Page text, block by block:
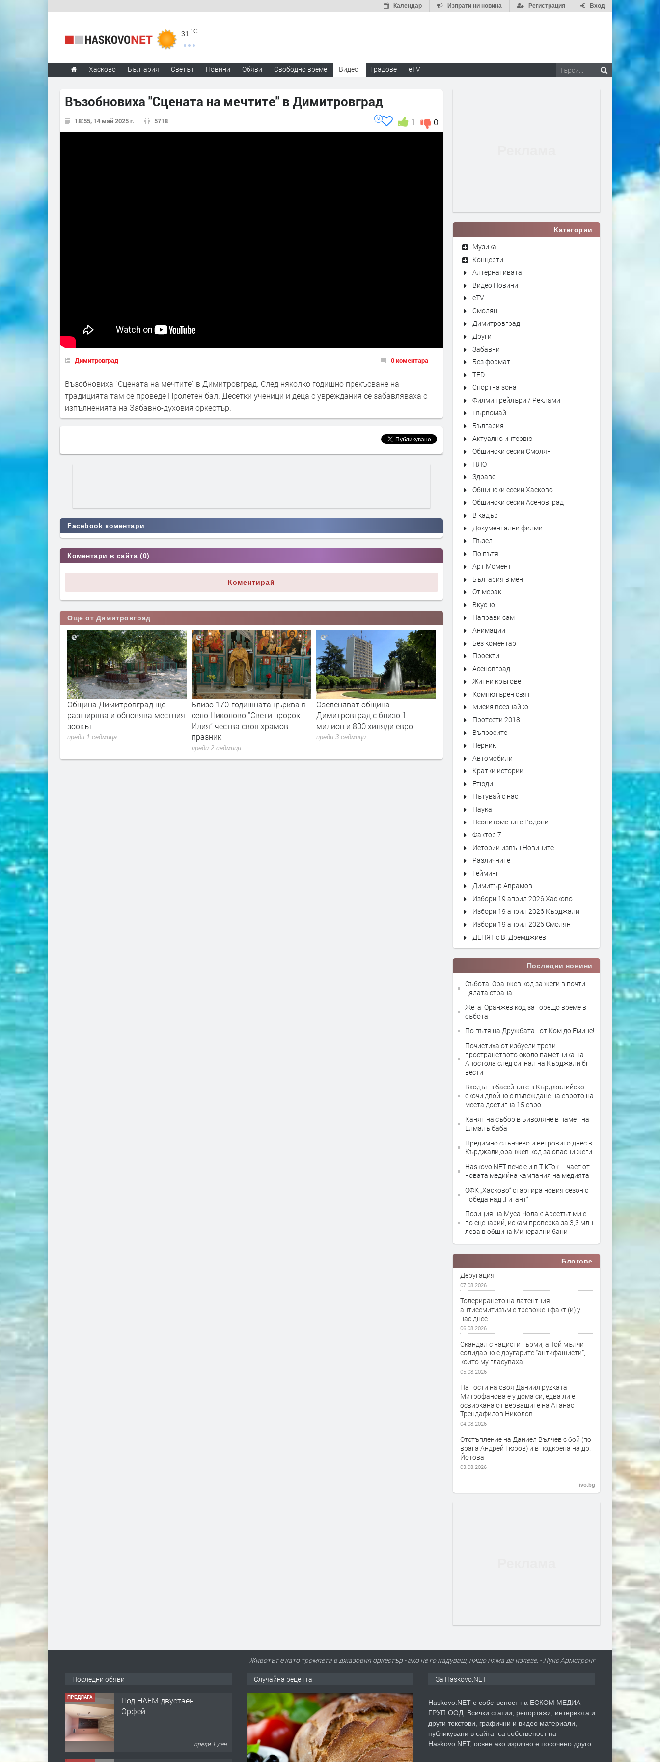
Вход
Регистрация
Изпрати ни новина
Календар
31 °C
Хасково България Светът Новини Обяви Свободно време Видео Градове eTV
Възобновиха "Сцената на мечтите" в Димитровград
18:55, 14 май 2025 г. 5718 0
1
0
Димитровград 0 коментара
Възобновиха "Сцената на мечтите" в Димитровград. След няколко годишно прекъсване на
традицията там се проведе Пролетен бал. Десетки ученици и деца с увреждания се забавляваха с
изпълненията на Забавно-духовия оркестър.
Facebook коментари
Коментари в сайта (0)
Коментирай
Още от Димитровград
Община Димитровград ще
разширява и обновява местния
зоокът
преди 1 седмица
Близо 170-годишната църква в
село Николово “Свети пророк
Илия” чества своя храмов
празник
преди 2 седмици
Озеленяват община
Димитровград с близо 1
милион и 800 хиляди евро
преди 3 седмици
С официална церемония
откриха още един саниран блок
в Димитровград
преди 3 седмици
Категории
Музика
Концерти
Алтернативата
Видео Новини
eTV
Смолян
Димитровград
Други
Забавни
Без формат
TED
Спортна зона
Филми трейлъри / Реклами
Първомай
България
Актуално интервю
Общински сесии Смолян
НЛО
Здраве
Общински сесии Хасково
Общински сесии Асеновград
В кадър
Документални филми
Пъзел
По пътя
Арт Момент
България в мен
От мерак
Вкусно
Направи сам
Анимации
Без коментар
Проекти
Асеновград
Житни кръгове
Компютърен свят
Мисия всезнайко
Протести 2018
Въпросите
Перник
Автомобили
Кратки истории
Етюди
Пътувай с нас
Наука
Неопитомените Родопи
Фактор 7
Истории извън Новините
Различните
Гейминг
Димитър Аврамов
Избори 19 април 2026 Хасково
Избори 19 април 2026 Кърджали
Избори 19 април 2026 Смолян
ДЕНЯТ с В. Дремджиев
Последни новини
Събота: Оранжев код за жеги в почти
цялата страна
Жега: Оранжев код за горещо време в
събота
По пътя на Дружбата - от Ком до Емине!
Почистиха от избуели треви
пространството около паметника на
Апостола след сигнал на Кърджали бг
вести
Входът в басейните в Кърджалийско
скочи двойно с въвеждане на еврото,на
места достигна 15 евро
Канят на събор в Биволяне в памет на
Елмалъ баба
Предимно слънчево и ветровито днес в
Кърджали,оранжев код за опасни жеги
Haskovo.NET вече е и в TikTok – част от
новата медийна кампания на медията
ОФК „Хасково“ стартира новия сезон с
победа над „Гигант“
Позиция на Муса Чолак: Арестът ми е
по сценарий, искам проверка за 3,3 млн.
лева в община Минерални бани
Блогове
Деругация
07.08.2026
Толерирането на латентния
антисемитизъм е тревожен факт (и) у
нас днес
06.08.2026
Скандал с нацисти гърми, а Той мълчи
солидарно с другарите “антифашисти”,
които му гласуваха
05.08.2026
На гости на своя Даниил руzката
Митрофанова е у дома си, едва ли е
освиркана от верващите на Атанас
Трендафилов Николов
04.08.2026
Отстъпление на Даниел Вълчев с бой (по
врага Андрей Гюров) и в подкрепа на др.
Йотова
03.08.2026
ivo.bg
Животът е като тромпета в джазовия оркестър - ако не го надуваш, нищо няма да излезе. - Луис Армстронг
Последни обяви
ПРЕДЛАГА
Под НАЕМ двустаен
Орфей
преди 1 ден
Случайна рецепта За Haskovo.NET
Haskovo.NET е собственост на ЕСКОМ МЕДИА
ГРУП ООД. Всички статии, репортажи, интервюта и
други текстови, графични и видео материали,
публикувани в сайта, са собственост на
Haskovo.NET, освен ако изрично е посочено друго.